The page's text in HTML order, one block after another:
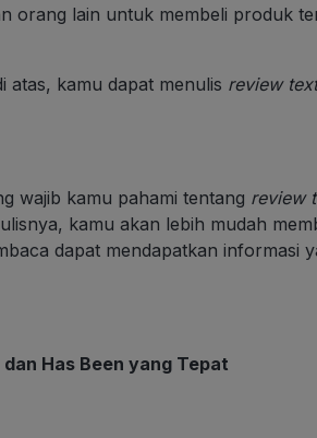
orang lain untuk membeli produk
atas, kamu dapat menulis review text
wajib kamu pahami tentang review
kamu akan lebih mudah
dapat mendapatkan informasi
Has Been yang Tepat